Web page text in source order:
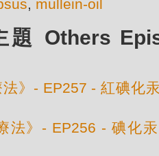
, mullein-oil
題 Others
法》- EP257 - 紅碘化
法》- EP256 - 碘化